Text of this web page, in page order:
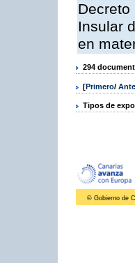
Insular
en
294
[Primero/
Tipos de
© Gobierno de